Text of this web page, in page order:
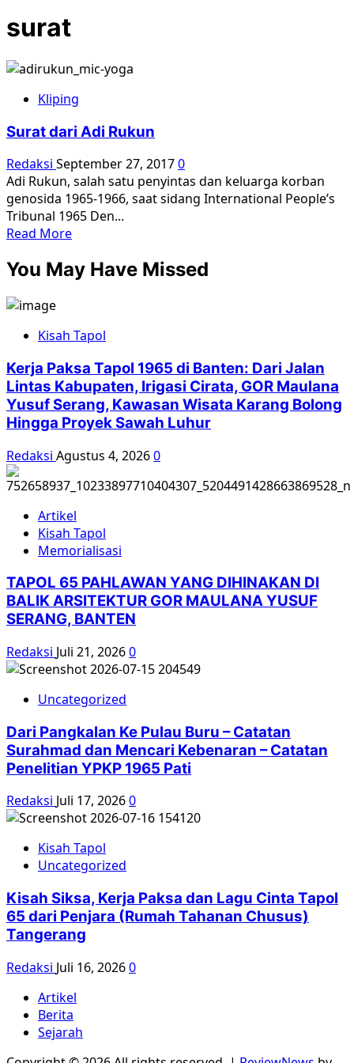
surat
Kliping
Surat dari Adi Rukun
Redaksi September 27, 20170
Adi Rukun, salah satu penyintas dan keluarga korban
genosida 1965-1966, saat sidang International People’s
Tribunal 1965 Den...
Read MoreRead
about
Surat
Rukun
You May Have Missed
Kisah Tapol
Kerja Paksa Tapol 1965 di Banten: Dari Jalan
Lintas Kabupaten, Irigasi Cirata, GOR Maulana
Yusuf Serang, Kawasan Wisata Karang Bolong
Hingga Proyek Sawah Luhur
Redaksi Agustus 4, 20260
Artikel
Kisah Tapol
Memorialisasi
TAPOL 65 PAHLAWAN YANG DIHINAKAN DI
BALIK ARSITEKTUR GOR MAULANA YUSUF
SERANG, BANTEN
Redaksi Juli 21, 20260
Uncategorized
Dari Pangkalan Ke Pulau Buru – Catatan
Surahmad dan Mencari Kebenaran – Catatan
Penelitian YPKP 1965 Pati
Redaksi Juli 17, 20260
Kisah Tapol
Uncategorized
Kisah Siksa, Kerja Paksa dan Lagu Cinta Tapol
65 dari Penjara (Rumah Tahanan Chusus)
Tangerang
Redaksi Juli 16, 20260
Artikel
Berita
Sejarah